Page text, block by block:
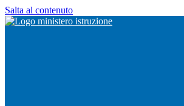
Salta al contenuto